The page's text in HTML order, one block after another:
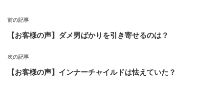
投
ナ
ビ
ゲ
前の記事
【お客様の声】ダメ男ばかりを引き寄せるのは？
次の記事
【お客様の声】インナーチャイルドは怯えていた？